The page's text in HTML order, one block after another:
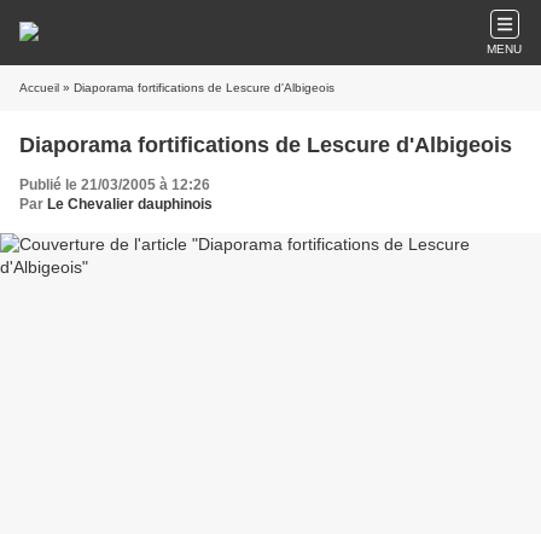
MENU
Accueil » Diaporama fortifications de Lescure d'Albigeois
Diaporama fortifications de Lescure d'Albigeois
Publié le 21/03/2005 à 12:26
Par Le Chevalier dauphinois